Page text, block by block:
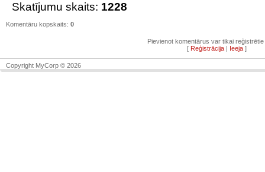
Skatījumu skaits: 1228
Komentāru kopskaits: 0
Pievienot komentārus var tikai reģistrētie
[ Reģistrācija | Ieeja ]
Copyright MyCorp © 2026